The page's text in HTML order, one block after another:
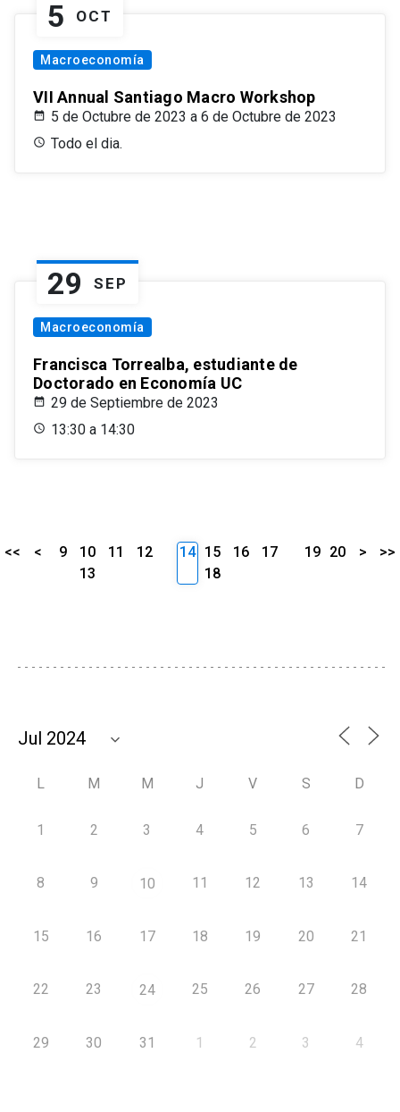
5 OCT
Macroeconomía
VII Annual Santiago Macro Workshop
5 de Octubre de 2023 a 6 de Octubre de 2023
Todo el dia.
29 SEP
Macroeconomía
Francisca Torrealba, estudiante de
Doctorado en Economía UC
29 de Septiembre de 2023
13:30 a 14:30
<< < 9 10 11
12
13
14 15 16
17
18
19 20 > >>
L M M J V S D
1 2 3 4 5 6 7
8 9 10 11 12 13 14
15 16 17 18 19 20 21
22 23 24 25 26 27 28
29 30 31 1 2 3 4